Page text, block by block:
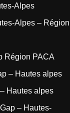
Alpes
Alpes – Région
Région PACA
– Hautes alpes
Hautes alpes
– Hautes-